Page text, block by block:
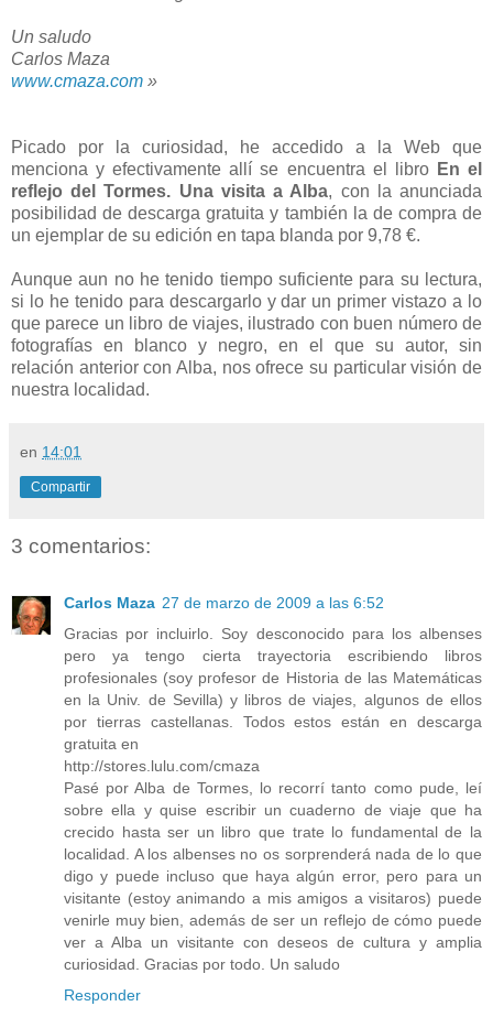
Un saludo
Carlos Maza
www.cmaza.com »
Picado por la curiosidad, he accedido a la Web que
menciona y efectivamente allí se encuentra el libro En el
reflejo del Tormes. Una visita a Alba, con la anunciada
posibilidad de descarga gratuita y también la de compra de
un ejemplar de su edición en tapa blanda por 9,78 €.
Aunque aun no he tenido tiempo suficiente para su lectura,
si lo he tenido para descargarlo y dar un primer vistazo a lo
que parece un libro de viajes, ilustrado con buen número de
fotografías en blanco y negro, en el que su autor, sin
relación anterior con Alba, nos ofrece su particular visión de
nuestra localidad.
en 14:01
Compartir
3 comentarios:
Carlos Maza 27 de marzo de 2009 a las 6:52
Gracias por incluirlo. Soy desconocido para los albenses
pero ya tengo cierta trayectoria escribiendo libros
profesionales (soy profesor de Historia de las Matemáticas
en la Univ. de Sevilla) y libros de viajes, algunos de ellos
por tierras castellanas. Todos estos están en descarga
gratuita en
http://stores.lulu.com/cmaza
Pasé por Alba de Tormes, lo recorrí tanto como pude, leí
sobre ella y quise escribir un cuaderno de viaje que ha
crecido hasta ser un libro que trate lo fundamental de la
localidad. A los albenses no os sorprenderá nada de lo que
digo y puede incluso que haya algún error, pero para un
visitante (estoy animando a mis amigos a visitaros) puede
venirle muy bien, además de ser un reflejo de cómo puede
ver a Alba un visitante con deseos de cultura y amplia
curiosidad. Gracias por todo. Un saludo
Responder